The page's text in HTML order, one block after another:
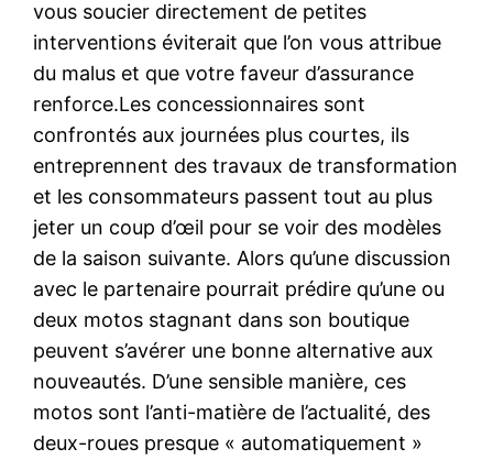
vous soucier directement de petites
interventions éviterait que l’on vous attribue
du malus et que votre faveur d’assurance
renforce.Les concessionnaires sont
confrontés aux journées plus courtes, ils
entreprennent des travaux de transformation
et les consommateurs passent tout au plus
jeter un coup d’œil pour se voir des modèles
de la saison suivante. Alors qu’une discussion
avec le partenaire pourrait prédire qu’une ou
deux motos stagnant dans son boutique
peuvent s’avérer une bonne alternative aux
nouveautés. D’une sensible manière, ces
motos sont l’anti-matière de l’actualité, des
deux-roues presque « automatiquement »